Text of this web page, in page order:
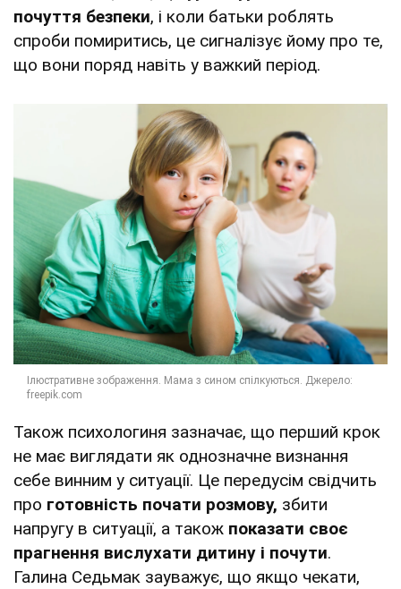
почуття безпеки, і коли батьки роблять
спроби помиритись, це сигналізує йому про те,
що вони поряд навіть у важкий період.
Також психологиня зазначає, що перший крок
не має виглядати як однозначне визнання
себе винним у ситуації. Це передусім свідчить
про готовність почати розмову, збити
напругу в ситуації, а також показати своє
прагнення вислухати дитину і почути.
Галина Седьмак зауважує, що якщо чекати,